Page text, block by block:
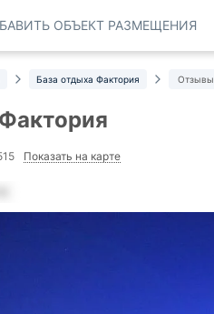
ОБЪЕКТ РАЗМЕЩЕНИЯ
База отдыха Фактория Отзывы
Показать на карте